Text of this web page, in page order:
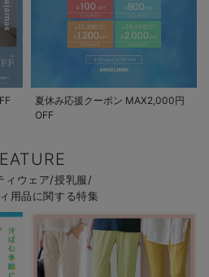
夏休み応援クーポン MAX2,000円
OFF
ィウェア/授乳服/
用品に関する特集